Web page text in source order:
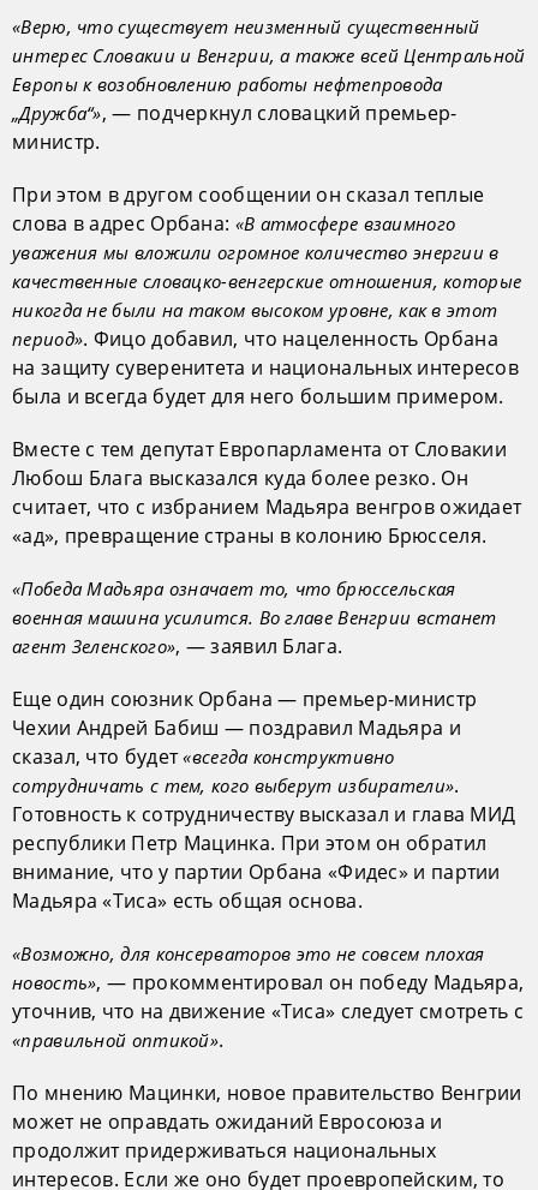
«Верю, что существует неизменный существенный
интерес Словакии и Венгрии, а также всей Центральной
Европы к возобновлению работы нефтепровода
„Дружба“», — подчеркнул словацкий премьер-
министр.
При этом в другом сообщении он сказал теплые
слова в адрес Орбана: «В атмосфере взаимного
уважения мы вложили огромное количество энергии в
качественные словацко-венгерские отношения, которые
никогда не были на таком высоком уровне, как в этот
период». Фицо добавил, что нацеленность Орбана
на защиту суверенитета и национальных интересов
была и всегда будет для него большим примером.
Вместе с тем депутат Европарламента от Словакии
Любош Блага высказался куда более резко. Он
считает, что с избранием Мадьяра венгров ожидает
«ад», превращение страны в колонию Брюсселя.
«Победа Мадьяра означает то, что брюссельская
военная машина усилится. Во главе Венгрии встанет
агент Зеленского», — заявил Блага.
Еще один союзник Орбана — премьер-министр
Чехии Андрей Бабиш — поздравил Мадьяра и
сказал, что будет«всегда конструктивно
сотрудничать с тем, кого выберут избиратели».
Готовность к сотрудничеству высказал и глава МИД
республики Петр Мацинка. При этом он обратил
внимание, что у партии Орбана «Фидес» и партии
Мадьяра «Тиса» есть общая основа.
«Возможно, для консерваторов это не совсем плохая
новость», — прокомментировал он победу Мадьяра,
уточнив, что на движение «Тиса» следует смотреть с
«правильной оптикой».
По мнению Мацинки, новое правительство Венгрии
может не оправдать ожиданий Евросоюза и
продолжит придерживаться национальных
интересов. Если же оно будет проевропейским, то